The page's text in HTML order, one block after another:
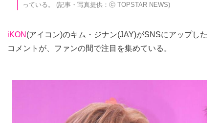
っている。 (記事・写真提供：ⓒ TOPSTAR NEWS)
iKON (アイコン)のキム・ジナン(JAY)がSNSにアップした
コメントが、ファンの間で注目を集めている。